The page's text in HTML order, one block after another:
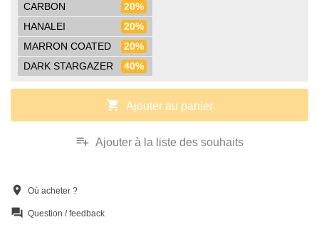
CARBON
20%
HANALEI
20%
MARRON COATED
20%
DARK STARGAZER
40%
shopping_cart Ajouter au panier
playlist_add Ajouter à la liste des souhaits
location_on Où acheter ?
question_answer Question / feedback